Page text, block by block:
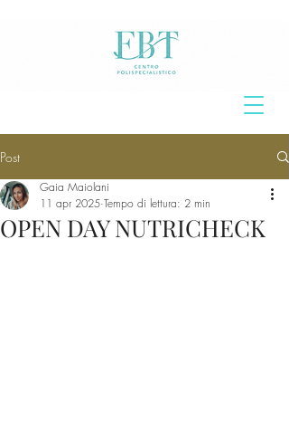
Post
OPEN DAY NUTRICHECK
Gaia Maiolani
11 apr 2025 Tempo di lettura: 2 min